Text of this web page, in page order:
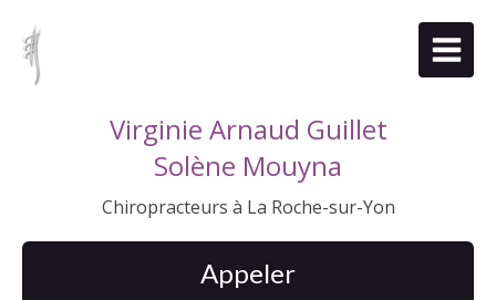
Virginie Arnaud Guillet
Solène Mouyna
Chiropracteurs à La Roche-sur-Yon
Appeler